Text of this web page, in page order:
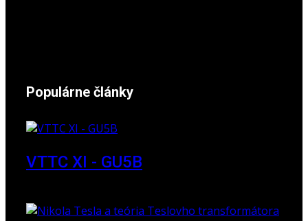
Populárne články
VTTC XI - GU5B